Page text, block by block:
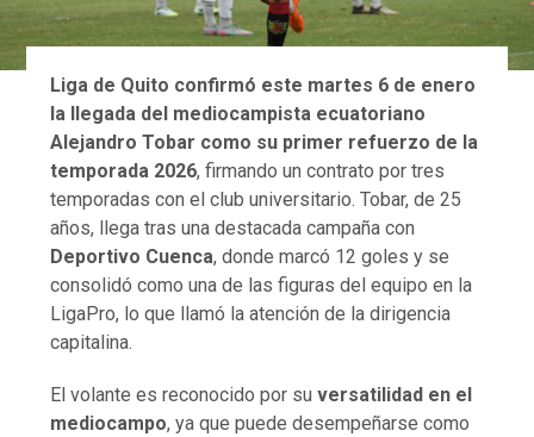
Liga de Quito confirmó este martes 6 de enero
la llegada del mediocampista ecuatoriano
Alejandro Tobar como su primer refuerzo de la
temporada 2026, firmando un contrato por tres
temporadas con el club universitario. Tobar, de 25
años, llega tras una destacada campaña con
Deportivo Cuenca, donde marcó 12 goles y se
consolidó como una de las figuras del equipo en la
LigaPro, lo que llamó la atención de la dirigencia
capitalina.
El volante es reconocido por suversatilidad en el
mediocampo, ya que puede desempeñarse como